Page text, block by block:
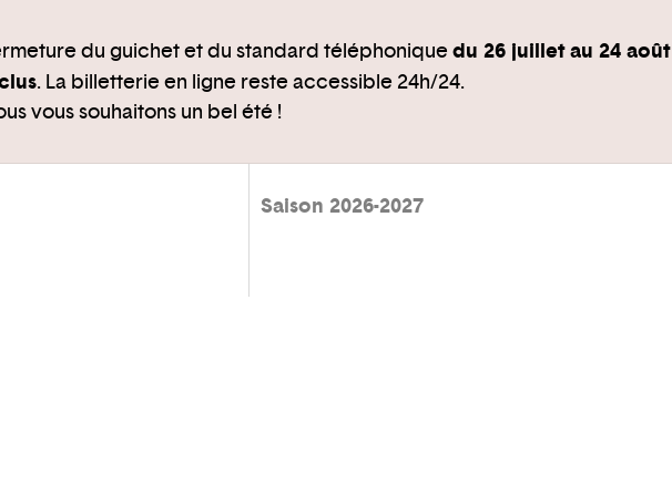
du guichet et du standard téléphoniquedu 26 juillet au 24 août
. La billetterie en ligne reste accessible 24h/24.
vous souhaitons un bel été !
Saison 2026-2027